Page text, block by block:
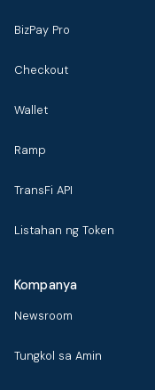
BizPay Pro
Checkout
Wallet
Ramp
TransFi API
Listahan ng Token
Kompanya
Newsroom
Tungkol sa Amin